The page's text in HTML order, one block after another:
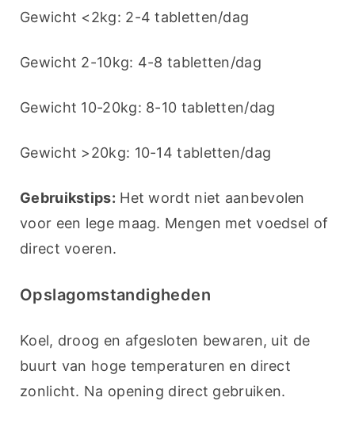
Gewicht <2kg: 2-4 tabletten/dag
Gewicht 2-10kg: 4-8 tabletten/dag
Gewicht 10-20kg: 8-10 tabletten/dag
Gewicht >20kg: 10-14 tabletten/dag
Gebruikstips: Het wordt niet aanbevolen
voor een lege maag. Mengen met voedsel of
direct voeren.
Opslagomstandigheden
Koel, droog en afgesloten bewaren, uit de
buurt van hoge temperaturen en direct
zonlicht. Na opening direct gebruiken.